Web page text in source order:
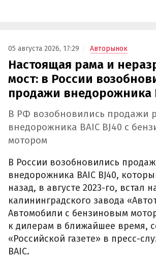
05 августа 2026, 17:29 Авторынок
Настоящая рама и
мост: в России
продажи внедорожника
В РФ возобновились продажи
внедорожника BAIC BJ40 с
мотором
В России возобновились
внедорожника BAIC BJ40,
назад, в августе 2023-го, встал
калининградского завода
Автомобили с бензиновым
к дилерам в ближайшее время,
«Российской газете» в пресс-
BAIC.